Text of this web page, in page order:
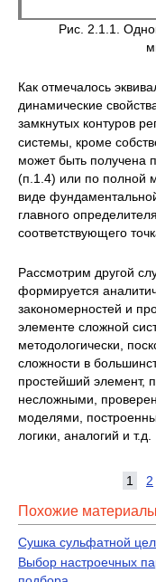
Рис. 2.1.1.
Как отмечалось
динамические
замкнутых контуров
системы, кроме
может быть получена
(п.1.4) или по полной
виде
главного
соответствующего
Рассмотрим другой
формируется
закономерностей и
элементе сложной
методологически,
сложности в
простейший элемент,
несложными,
моделями,
логики, аналогий и т.д.
1 2
Похожие материалы
Сушка сульфатной
Выбор настроечных